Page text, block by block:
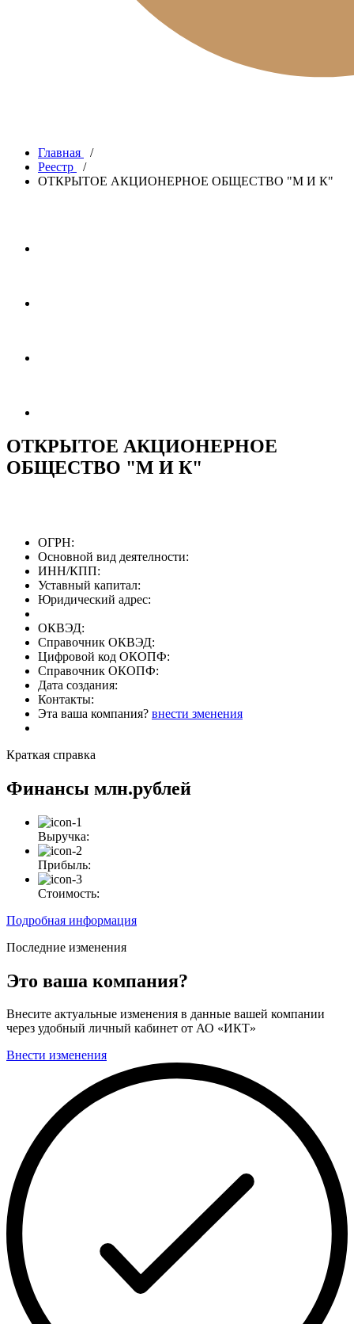
Главная
/
Реестр
/
ОТКРЫТОЕ АКЦИОНЕРНОЕ ОБЩЕСТВО "М И К"
ОТКРЫТОЕ АКЦИОНЕРНОЕ
ОБЩЕСТВО "М И К"
ОГРН:
Основной вид деятелности:
ИНН/КПП:
Уставный капитал:
Юридический адрес:
ОКВЭД:
Справочник ОКВЭД:
Цифровой код ОКОПФ:
Справочник ОКОПФ:
Дата создания:
Контакты:
Эта ваша компания? внести зменения
Краткая справка
Финансы млн.рублей
Выручка:
Прибыль:
Стоимость:
Подробная информация
Последние изменения
Это ваша компания?
Внесите актуальные изменения в данные вашей компании
через удобный личный кабинет от АО «ИКТ»
Внести изменения